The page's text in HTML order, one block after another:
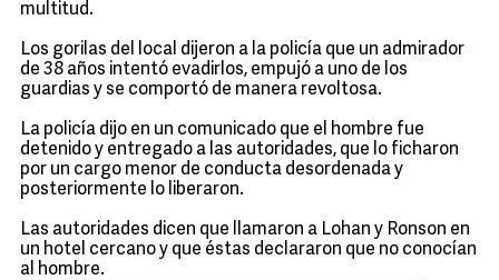
multitud.
Los gorilas del local dijeron a la policía que un admirador
de 38 años intentó evadirlos, empujó a uno de los
guardias y se comportó de manera revoltosa.
La policía dijo en un comunicado que el hombre fue
detenido y entregado a las autoridades, que lo ficharon
por un cargo menor de conducta desordenada y
posteriormente lo liberaron.
Las autoridades dicen que llamaron a Lohan y Ronson en
un hotel cercano y que éstas declararon que no conocían
al hombre.